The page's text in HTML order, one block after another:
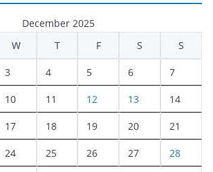
December 2025
W T F S S
3 4 5 6 7
10 11 12 13 14
17 18 19 20 21
24 25 26 27 28